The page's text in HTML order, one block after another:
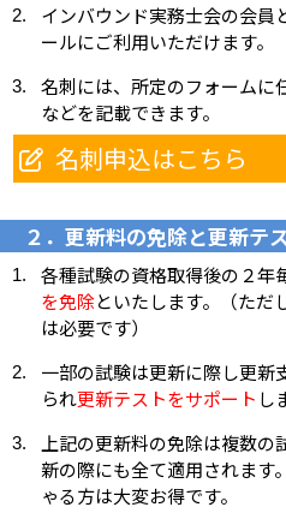
インバウンド実務士会の会員
ールにご利用いただけます。
名刺には、所定のフォームに
などを記載できます。
名刺申込はこちら
２．更新料の免除と更新テ
各種試験の資格取得後の２年
を免除といたします。（ただ
は必要です）
一部の試験は更新に際し更新
られ更新テストをサポート し
上記の更新料の免除は複数
新の際にも全て適用されます
ゃる方は大変お得です。